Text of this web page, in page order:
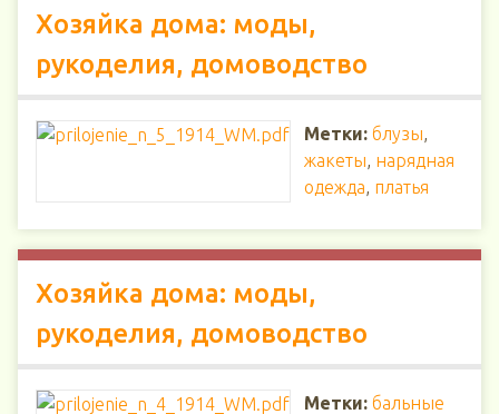
Хозяйка дома: моды,
рукоделия, домоводство
Метки: блузы,
жакеты, нарядная
одежда, платья
Хозяйка дома: моды,
рукоделия, домоводство
Метки: бальные